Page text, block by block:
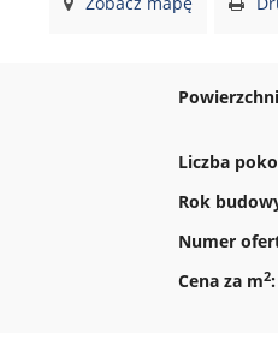
Liczba
Rok
Numer
Cena za m2: